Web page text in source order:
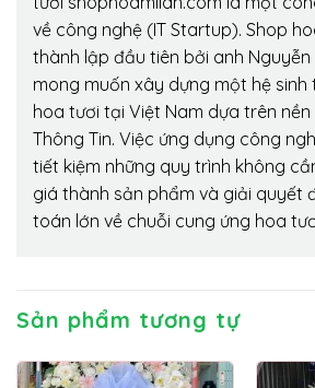
về công nghệ (IT Startup). Shop
thành lập đầu tiên bởi anh Nguyễn
mong muốn xây dựng một hệ sinh
hoa tươi tại Việt Nam dựa trên
Thông Tin. Việc ứng dụng công
tiết kiệm những quy trình không
giá thành sản phẩm và giải quyết
toán lớn về chuỗi cung ứng hoa
Sản phẩm tương tự